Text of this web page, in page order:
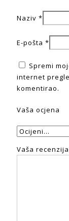
Naziv *
E-pošta *
Spremi
internet
komentirao.
Vaša ocjena
Vaša